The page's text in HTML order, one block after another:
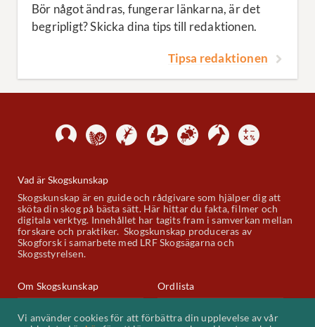
Bör något ändras, fungerar länkarna, är det
begripligt? Skicka dina tips till redaktionen.
Tipsa redaktionen
Vad är Skogskunskap
Skogskunskap är en guide och rådgivare som hjälper dig att
sköta din skog på bästa sätt. Här hittar du fakta, filmer och
digitala verktyg. Innehållet har tagits fram i samverkan mellan
forskare och praktiker. Skogskunskap produceras av
Skogforsk i samarbete med LRF Skogsägarna och
Skogsstyrelsen.
Om Skogskunskap Ordlista
Vi använder cookies för att förbättra din upplevelse av vår